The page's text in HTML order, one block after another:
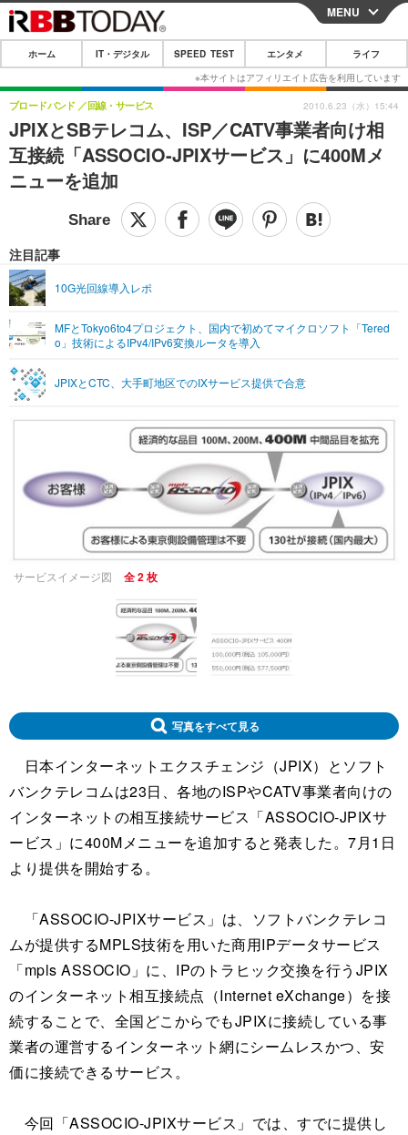
CLOSE
ホーム
IT・デジタル
IT・デジタルTOP スマートフォン
ネタ
ショッピング その他
SPEED TEST
エンタメ
エンタメTOP 映画・ドラマ
音楽
グラビア ブログ
ペット
その他
リリース一覧
プッシュ通知の停止方法
MENU
ホーム IT・デジタル SPEED TEST エンタメ ライフ
JPIXとSBテレコム、ISP／CATV事業者向け相
互接続「ASSOCIO-JPIXサービス」に400Mメ
ニューを追加
ブロードバンド 回線・サービス
注目記事
10G光回線導入レポ
MFとTokyo6to4プロジェクト、国内で初めてマイクロソフト「Tered
o」技術によるIPv4/IPv6変換ルータを導入
JPIXとCTC、大手町地区でのIXサービス提供で合意
2010.6.23（水）15:44
サービスイメージ図 全 2 枚
写真をすべて見る
日本インターネットエクスチェンジ（JPIX）とソフト
バンクテレコムは23日、各地のISPやCATV事業者向けの
インターネットの相互接続サービス「ASSOCIO-JPIXサ
ービス」に400Mメニューを追加すると発表した。7月1日
より提供を開始する。
「ASSOCIO-JPIXサービス」は、ソフトバンクテレコ
ムが提供するMPLS技術を用いた商用IPデータサービス
「mpls ASSOCIO」に、IPのトラヒック交換を行うJPIX
のインターネット相互接続点（Internet eXchange）を接
続することで、全国どこからでもJPIXに接続している事
業者の運営するインターネット網にシームレスかつ、安
価に接続できるサービス。
今回「ASSOCIO-JPIXサービス」では、すでに提供し